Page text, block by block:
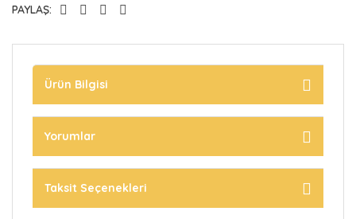
PAYLAŞ:
Ürün Bilgisi
Yorumlar
Taksit Seçenekleri